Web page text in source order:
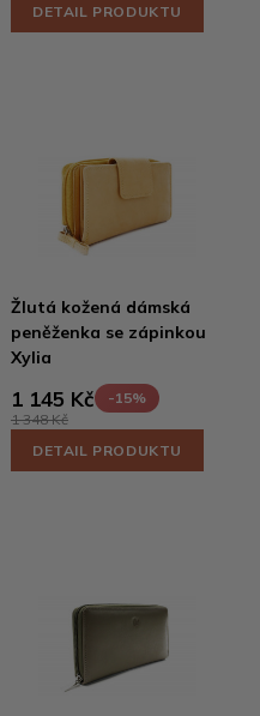
DETAIL PRODUKTU
Žlutá kožená dámská
peněženka se zápinkou
Xylia
1 145 Kč
-15%
1 348 Kč
DETAIL PRODUKTU